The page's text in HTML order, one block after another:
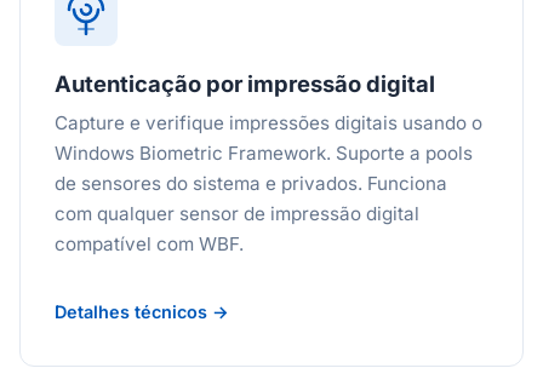
Autenticação por impressão digital
Capture e verifique impressões digitais usando o
Windows Biometric Framework. Suporte a pools
de sensores do sistema e privados. Funciona
com qualquer sensor de impressão digital
compatível com WBF.
Detalhes técnicos →